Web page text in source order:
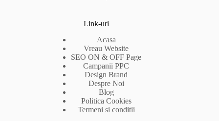
Link-uri
Acasa
Vreau Website
SEO ON & OFF Page
Campanii PPC
Design Brand
Despre Noi
Blog
Politica Cookies
Termeni si conditii